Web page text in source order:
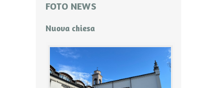
FOTO NEWS
Nuova chiesa